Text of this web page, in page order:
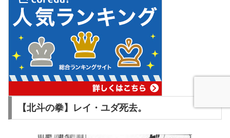
【北斗の拳】レイ・ユダ死去。